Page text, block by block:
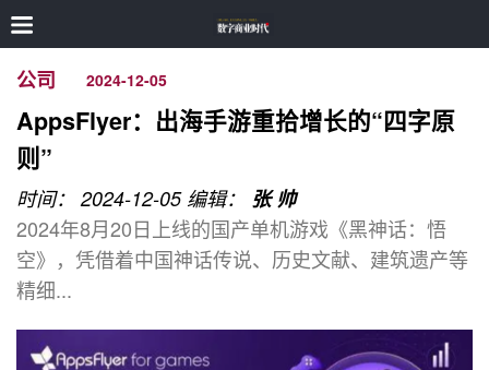
公司 2024-12-05
AppsFlyer：出海手游重拾增长的“四字原
则”
时间： 2024-12-05 编辑： 张 帅
2024年8月20日上线的国产单机游戏《黑神话：悟
空》，凭借着中国神话传说、历史文献、建筑遗产等
精细...